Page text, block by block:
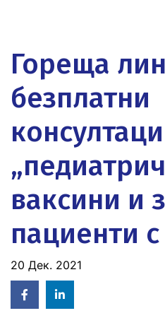
Гореща
безплатни
ваксини и
пациенти с
20 Дек. 2021
Facebook
in